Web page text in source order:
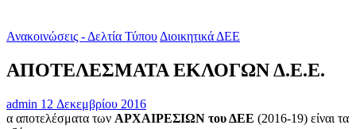
Ανακοινώσεις - Δελτία Τύπου Διοικητικά ΔΕΕ
ΑΠΟΤΕΛΕΣΜΑΤΑ ΕΚΛΟΓΩΝ Δ.Ε.Ε.
admin 12 Δεκεμβρίου 2016
α αποτελέσματα των ΑΡΧΑΙΡΕΣΙΩΝ του ΔΕΕ (2016-19) είναι τα